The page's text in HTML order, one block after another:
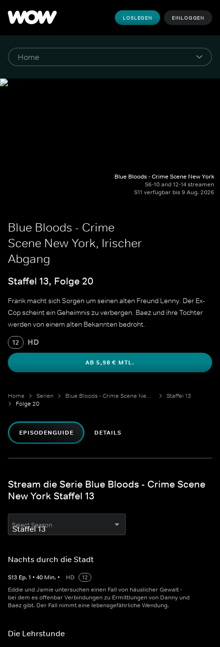
LOSLEGEN EINLOGGEN
Blue Bloods - Crime Scene New York
S6-10 and 12-14 streamen
S11 verfügbar bis 9 Aug. 2026
Blue Bloods - Crime
Scene New York, Irischer
Abgang
Staffel 13, Folge 20
Frank macht sich Sorgen um seinen alten Freund Lenny. Der Ex-
Cop scheint ein Geheimnis zu verbergen. Baez und ihre Tochter
werden von einem alten Bekannten bedroht.
12 HD
AB 5,98 € MTL.
Home Serien Blue Bloods - Crime Scene New York
Staffel 13
Folge 20
EPISODENGUIDE DETAILS
Stream die Serie Blue Bloods - Crime Scene
New York Staffel 13
Select Season
Nachts durch die Stadt
S13 Ep.1 • 40 Min. • HD
12
Eddie und Jamie untersuchen einen Fall von häuslicher Gewalt -
bei dem es offenbar Verbindungen zu Ermittlungen von Danny und
Baez gibt. Der Fall nimmt eine lebensgefährliche Wendung.
Die Lehrstunde